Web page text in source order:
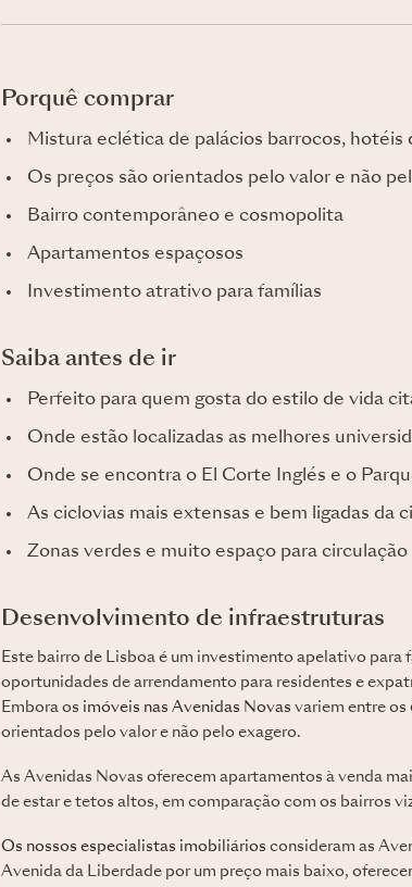
Porquê comprar
Mistura eclética de palácios barrocos, hotéis
Os preços são orientados pelo valor e não
Bairro contemporâneo e cosmopolita
Apartamentos espaçosos
Investimento atrativo para famílias
Saiba antes de ir
Perfeito para quem gosta do estilo de vida
Onde estão localizadas as melhores
Onde se encontra o El Corte Inglés e o
As ciclovias mais extensas e bem ligadas da
Zonas verdes e muito espaço para circulação
Desenvolvimento de infraestruturas
Este bairro de Lisboa é um investimento apelativo para
oportunidades de arrendamento para residentes e
Embora os imóveis nas Avenidas Novas variem entre
orientados pelo valor e não pelo exagero.
As Avenidas Novas oferecem apartamentos à venda
de estar e tetos altos, em comparação com os bairros
Os nossos especialistas imobiliários consideram as
Avenida da Liberdade por um preço mais baixo,